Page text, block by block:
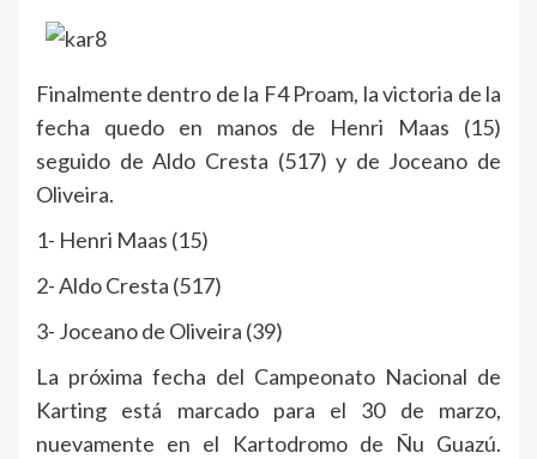
Finalmente dentro de la F4 Proam, la victoria de la
fecha quedo en manos de Henri Maas (15)
seguido de Aldo Cresta (517) y de Joceano de
Oliveira.
1- Henri Maas (15)
2- Aldo Cresta (517)
3- Joceano de Oliveira (39)
La próxima fecha del Campeonato Nacional de
Karting está marcado para el 30 de marzo,
nuevamente en el Kartodromo de Ñu Guazú.